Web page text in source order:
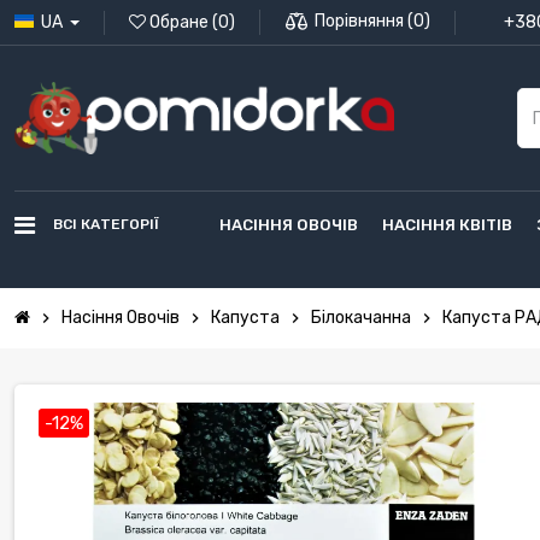
UA Обране (0) Порівняння (0)
ВСІ КАТЕГОРІЇ НАСІННЯ ОВОЧІВ НАСІННЯ КВІТІВ
chevron_right Насіння Овочів chevron_right Капуста chevron_right Білокачанна chevron_right Капуста
-12%